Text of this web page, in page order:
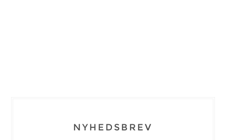
NYHEDSBREV